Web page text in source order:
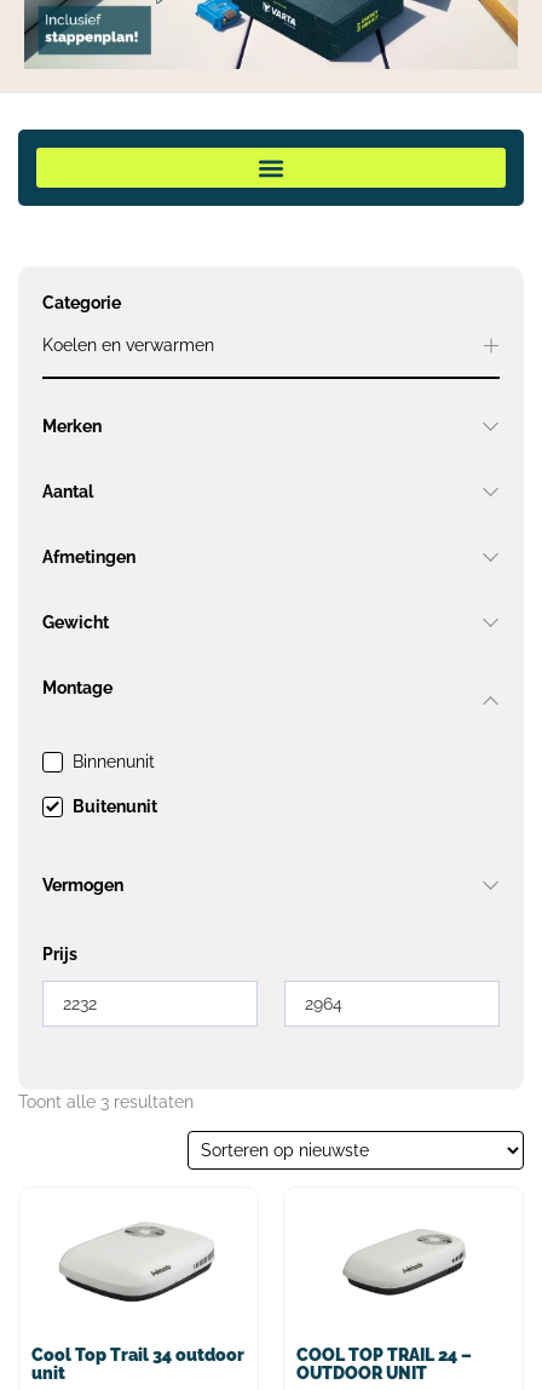
Categorie
Koelen en verwarmen
Merken
Aantal
Afmetingen
Gewicht
Montage
Binnenunit
Buitenunit
Vermogen
Prijs
Toont alle 3 resultaten
Cool Top Trail 34 outdoor
unit
COOL TOP TRAIL 24 –
OUTDOOR UNIT